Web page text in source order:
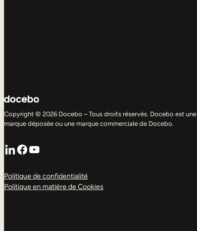
Copyright © 2026 Docebo – Tous droits réservés. Docebo est une
marque déposée ou une marque commerciale de Docebo.
LinkedIn
Facebook
YouTube
Politique de confidentialité
Politique en matière de Cookies